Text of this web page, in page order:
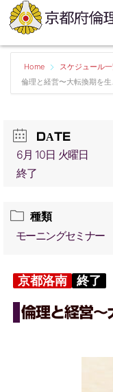
Home
スケジュール
倫理と経営〜大転換期を
DATE
6月 10日 火曜日
終了
種類
モーニングセミナー
京都洛南 終了
倫理と経営〜